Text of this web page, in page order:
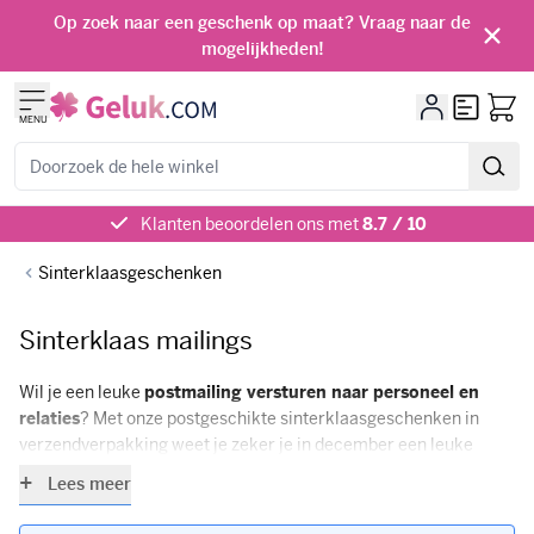
Ga naar de inhoud
Op zoek naar een geschenk op maat? Vraag naar de
mogelijkheden!
MENU
Offerte
Klanten beoordelen ons met8.7 / 10
Sinterklaasgeschenken
Sinterklaas mailings
Wil je een leuke postmailing versturen naar personeel en
relaties? Met onze postgeschikte sinterklaasgeschenken in
verzendverpakking weet je zeker je in december een leuke
verpakking, product en/of kaart. Daarnaast nemen wij de
Lees meer